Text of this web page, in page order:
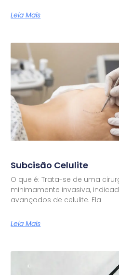
Leia Mais
Subcisão Celulite
O que é: Trata-se de uma
minimamente invasiva,
avançados de celulite. Ela
Leia Mais